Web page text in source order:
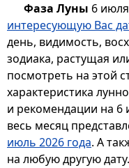
Фаза Луны 6
интересующую Вас
день, видимость,
зодиака, растущая
посмотреть на этой
характеристика
и рекомендации на 6
весь месяц
июль 2026 года. А
на любую другую дату.